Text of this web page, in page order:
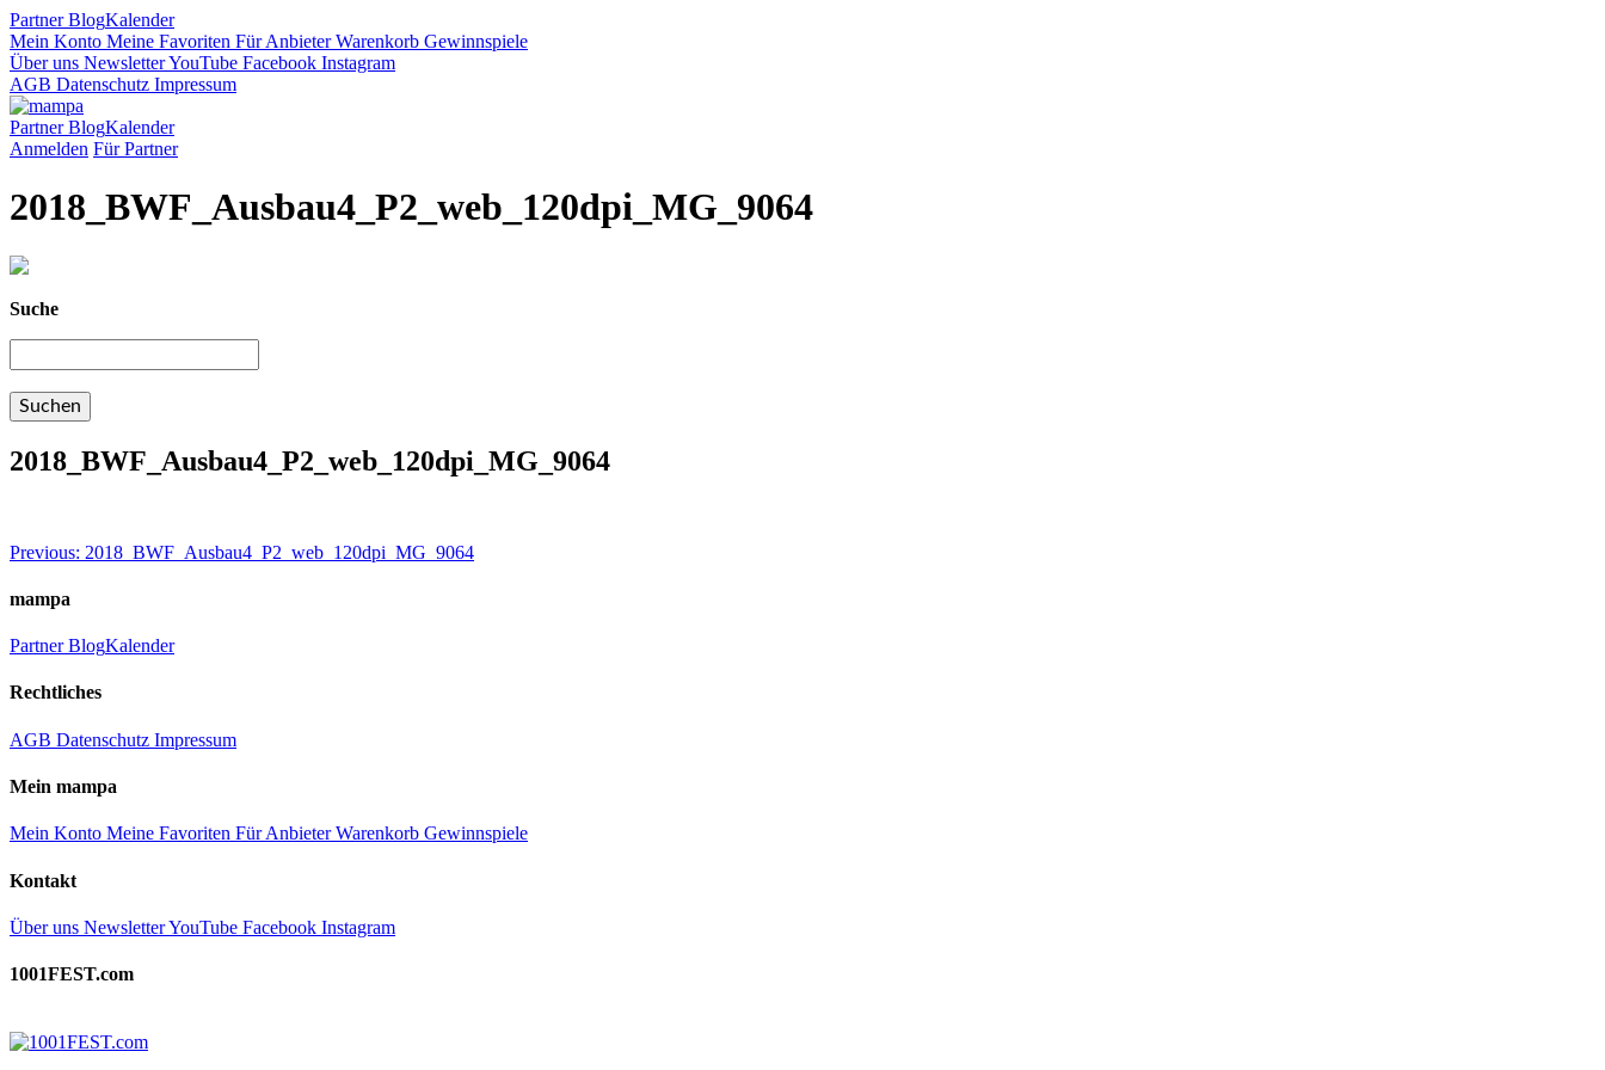
PartnerBlogKalender
Mein Konto Meine Favoriten Für AnbieterWarenkorb Gewinnspiele
Über uns NewsletterYouTube Facebook Instagram
AGB Datenschutz Impressum
PartnerBlogKalender
Anmelden Für Partner
2018_BWF_Ausbau4_P2_web_120dpi_MG_9064
Suche
2018_BWF_Ausbau4_P2_web_120dpi_MG_9064
Beitragsnavigation
Previous: 2018_BWF_Ausbau4_P2_web_120dpi_MG_9064
mampa
PartnerBlogKalender
Rechtliches
AGB Datenschutz Impressum
Mein mampa
Mein Konto Meine Favoriten Für AnbieterWarenkorb Gewinnspiele
Kontakt
Über uns NewsletterYouTube Facebook Instagram
1001FEST.com